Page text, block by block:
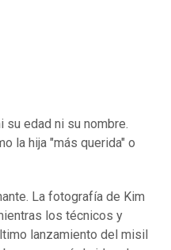
su edad ni su nombre.
la hija "más querida" o
La fotografía de Kim
los técnicos y
lanzamiento del misil